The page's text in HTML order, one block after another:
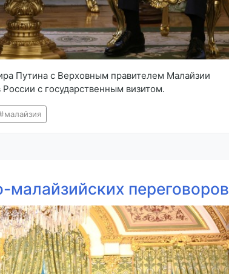
Путина с Верховным правителем Малайзии
с государственным визитом.
малайзия
переговоров